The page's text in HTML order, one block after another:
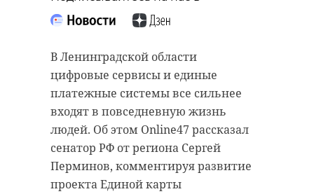
В Ленинградской области
цифровые сервисы и единые
платежные системы все сильнее
входят в повседневную жизнь
людей. Об этом Online47 рассказал
сенатор РФ от региона Сергей
Перминов, комментируя развитие
проекта Единой карты
Фото:
https://max.ru/drozdenko_au_lo/AZ6r0ykCMJ0